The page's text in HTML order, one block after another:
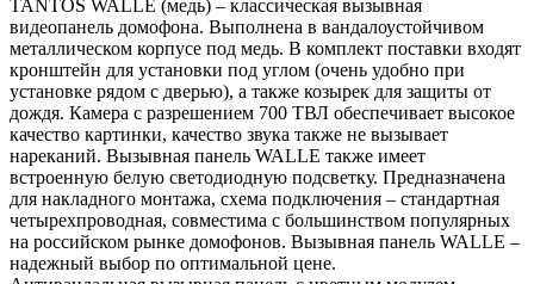
TANTOS WALLE (медь) – классическая вызывная
видеопанель домофона. Выполнена в вандалоустойчивом
металлическом корпусе под медь. В комплект поставки входят
кронштейн для установки под углом (очень удобно при
установке рядом с дверью), а также козырек для защиты от
дождя. Камера с разрешением 700 ТВЛ обеспечивает высокое
качество картинки, качество звука также не вызывает
нареканий. Вызывная панель WALLE также имеет
встроенную белую светодиодную подсветку. Предназначена
для накладного монтажа, схема подключения – стандартная
четырехпроводная, совместима с большинством популярных
на российском рынке домофонов. Вызывная панель WALLE –
надежный выбор по оптимальной цене.